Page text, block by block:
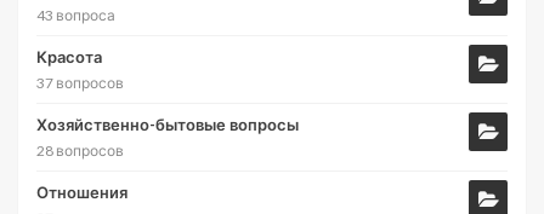
43 вопроса
Красота
37 вопросов
Хозяйственно-бытовые вопросы
28 вопросов
Отношения